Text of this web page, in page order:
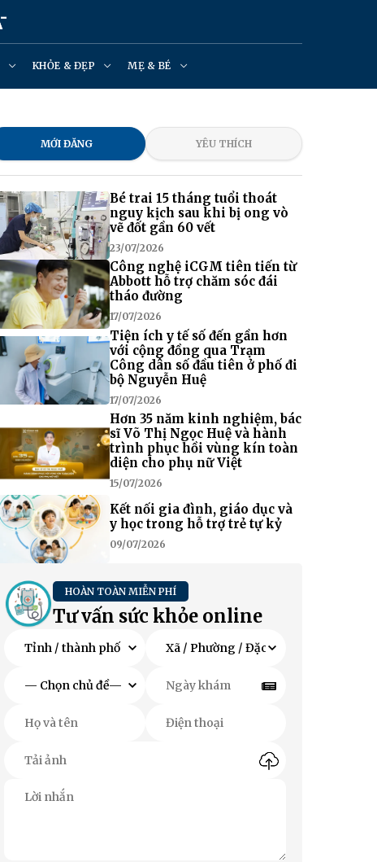
KHỎE & ĐẸP MẸ & BÉ
MỚI ĐĂNG YÊU THÍCH
Bé trai 15 tháng tuổi thoát
nguy kịch sau khi bị ong vò
vẽ đốt gần 60 vết
23/07/2026
Công nghệ iCGM tiên tiến từ
Abbott hỗ trợ chăm sóc đái
tháo đường
17/07/2026
Tiện ích y tế số đến gần hơn
với cộng đồng qua Trạm
Công dân số đầu tiên ở phố đi
bộ Nguyễn Huệ
17/07/2026
Hơn 35 năm kinh nghiệm, bác
sĩ Võ Thị Ngọc Huệ và hành
trình phục hồi vùng kín toàn
diện cho phụ nữ Việt
15/07/2026
Kết nối gia đình, giáo dục và
y học trong hỗ trợ trẻ tự kỷ
09/07/2026
HOÀN TOÀN MIỄN PHÍ
Tư vấn sức khỏe online